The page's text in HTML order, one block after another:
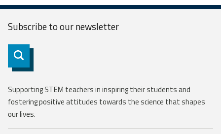
Subscribe to ournewsletter
Subscribe
Supporting STEM teachers in inspiring their students and
fostering positive attitudes towards the science that shapes
our lives.